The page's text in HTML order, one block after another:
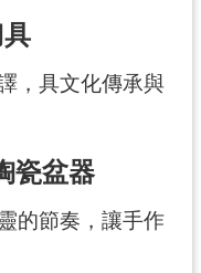
，具文化傳承與
瓷盆器
的節奏，讓手作